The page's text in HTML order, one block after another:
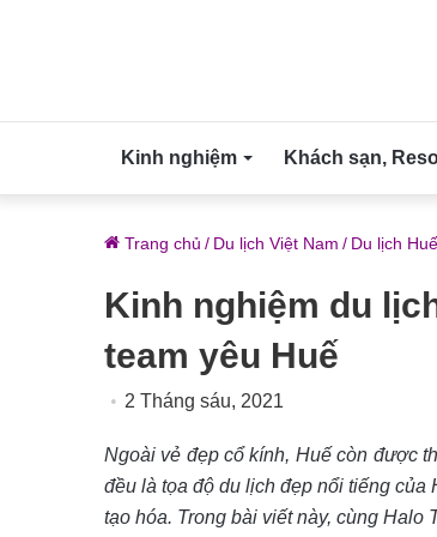
Kinh nghiệm Khách sạn,
Trang chủ / Du lịch Việt Nam / Du lịch Huế
Kinh nghiệm du
team yêu Huế
2 Tháng sáu, 2021
Ngoài vẻ đẹp cổ kính, Huế còn được
đều là tọa độ du lịch đẹp nổi tiếng
tạo hóa. Trong bài viết này, cùng